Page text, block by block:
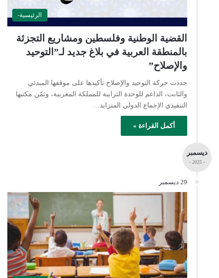
الرئيسية-
القضية الوطنية وفلسطين ومشاريع التجزئة
بالمنطقة العربية في بلاغ جديد لـ”التوحيد
والإصلاح”
جددت حركة التوحيد والإصلاح تأكيدها على موقفها المبدئي
والثابت، الداعم للوحدة الترابية للمملكة المغربية، وثمّن مكتبها
التنفيذي الإجماع الدولي المتزايد…
أكمل القراءة »
ديسمبر
- 2025 -
29 ديسمبر